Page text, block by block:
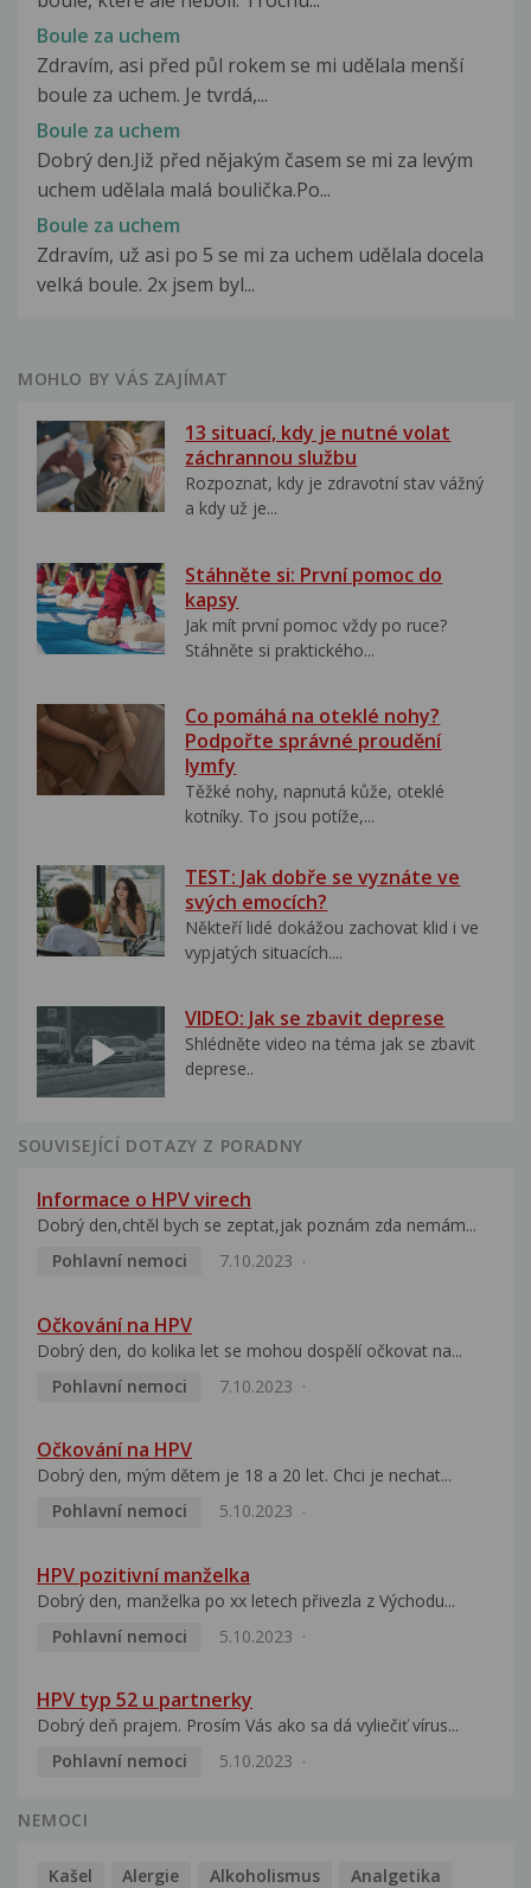
Boule za uchem
Zdravím, asi před půl rokem se mi udělala menší
boule za uchem. Je tvrdá,...
Boule za uchem
Dobrý den.Již před nějakým časem se mi za levým
uchem udělala malá boulička.Po...
Boule za uchem
Zdravím, už asi po 5 se mi za uchem udělala docela
velká boule. 2x jsem byl...
MOHLO BY VÁS ZAJÍMAT
13 situací, kdy je nutné volat
záchrannou službu
Rozpoznat, kdy je zdravotní stav vážný
a kdy už je...
Stáhněte si: První pomoc do
kapsy
Jak mít první pomoc vždy po ruce?
Stáhněte si praktického...
Co pomáhá na oteklé nohy?
Podpořte správné proudění
lymfy
Těžké nohy, napnutá kůže, oteklé
kotníky. To jsou potíže,...
TEST: Jak dobře se vyznáte ve
svých emocích?
Někteří lidé dokážou zachovat klid i ve
vypjatých situacích....
VIDEO: Jak se zbavit deprese
Shlédněte video na téma jak se zbavit
deprese..
SOUVISEJÍCÍ DOTAZY Z PORADNY
Informace o HPV virech
Dobrý den,chtěl bych se zeptat,jak poznám zda nemám...
Pohlavní nemoci
7.10.2023
Očkování na HPV
Dobrý den, do kolika let se mohou dospělí očkovat na...
Pohlavní nemoci
7.10.2023
Očkování na HPV
Dobrý den, mým dětem je 18 a 20 let. Chci je nechat...
Pohlavní nemoci
5.10.2023
HPV pozitivní manželka
Dobrý den, manželka po xx letech přivezla z Východu...
Pohlavní nemoci
5.10.2023
HPV typ 52 u partnerky
Dobrý deň prajem. Prosím Vás ako sa dá vyliečiť vírus...
Pohlavní nemoci
5.10.2023
NEMOCI
Kašel Alergie Alkoholismus
Analgetika